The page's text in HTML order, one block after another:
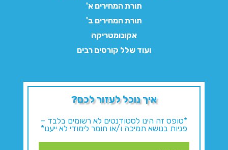
תורת המחירים א'
תורת המחירים ב'
אקונומטריקה
ועוד שלל קורסים רבים
איך נוכל לעזור לכם?
*טופס זה הינו לסטודנטים לא רשומים בלבד –
פניות בנושא תמיכה ו/או חומר לימודי לא ייענו*